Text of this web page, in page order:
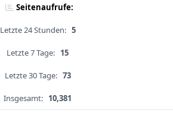
Seitenaufrufe:
Letzte 24 Stunden: 5
Letzte 7 Tage: 15
Letzte 30 Tage: 73
Insgesamt: 10,381